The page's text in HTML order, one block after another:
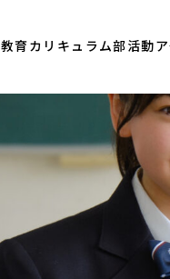
教育カリキュラム部活動